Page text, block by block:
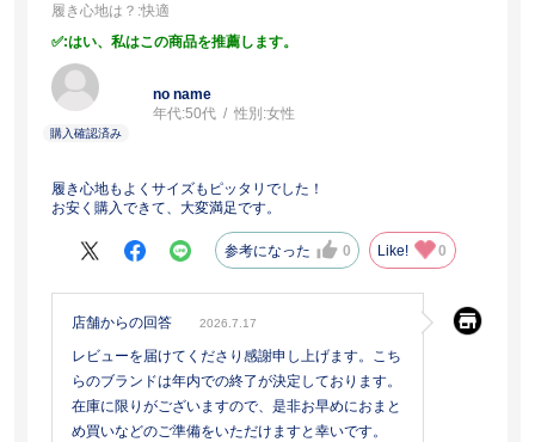
履き心地は？ :快適
:はい、私はこの商品を推薦します。
no name
年代:50代 性別:女性
履き心地もよくサイズもピッタリでした！
お安く購入できて、大変満足です。
参考になった 0 Like! 0
店舗からの回答 2026.7.17
レビューを届けてくださり感謝申し上げます。こち
らのブランドは年内での終了が決定しております。
在庫に限りがございますので、是非お早めにおまと
め買いなどのご準備をいただけますと幸いです。